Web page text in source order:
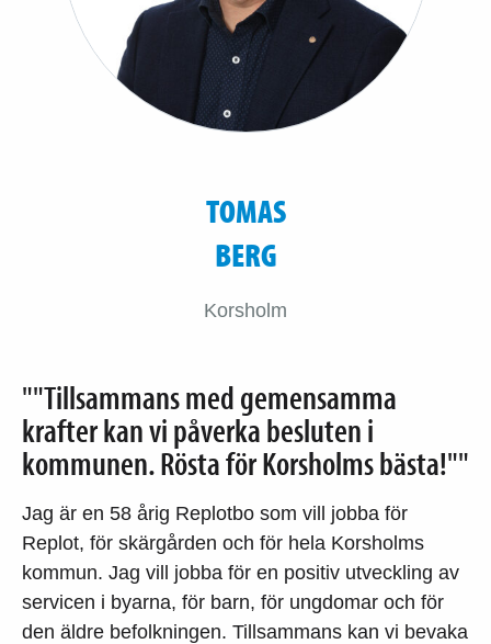
TOMAS
BERG
Korsholm
""Tillsammans med gemensamma
krafter kan vi påverka besluten i
kommunen. Rösta för Korsholms bästa!""
Jag är en 58 årig Replotbo som vill jobba för
Replot, för skärgården och för hela Korsholms
kommun. Jag vill jobba för en positiv utveckling av
servicen i byarna, för barn, för ungdomar och för
den äldre befolkningen. Tillsammans kan vi bevaka